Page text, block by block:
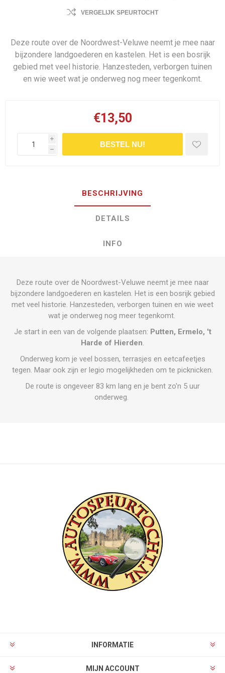
VERGELIJK SPEURTOCHT
Deze route over de Noordwest-Veluwe neemt je mee naar
bijzondere landgoederen en kastelen. Het is een bosrijk
gebied met veel historie. Hanzesteden, verborgen tuinen
en wie weet wat je onderweg nog meer tegenkomt.
€13,50
i
h
BESTEL NU!
BESCHRIJVING
DETAILS
INFO
Deze route over de Noordwest-Veluwe neemt je mee naar
bijzondere landgoederen en kastelen. Het is een bosrijk gebied
met veel historie. Hanzesteden, verborgen tuinen en wie weet
wat je onderweg nog meer tegenkomt.
Je start in een van de volgende plaatsen: Putten, Ermelo, 't
Harde of Hierden.
Onderweg kom je veel bossen, terrasjes en eetcafeetjes
tegen. Maar ook zijn er legio mogelijkheden om te picknicken.
De route is ongeveer 83 km lang en je bent zo'n 5 uur
onderweg.
INFORMATIE
MIJN ACCOUNT